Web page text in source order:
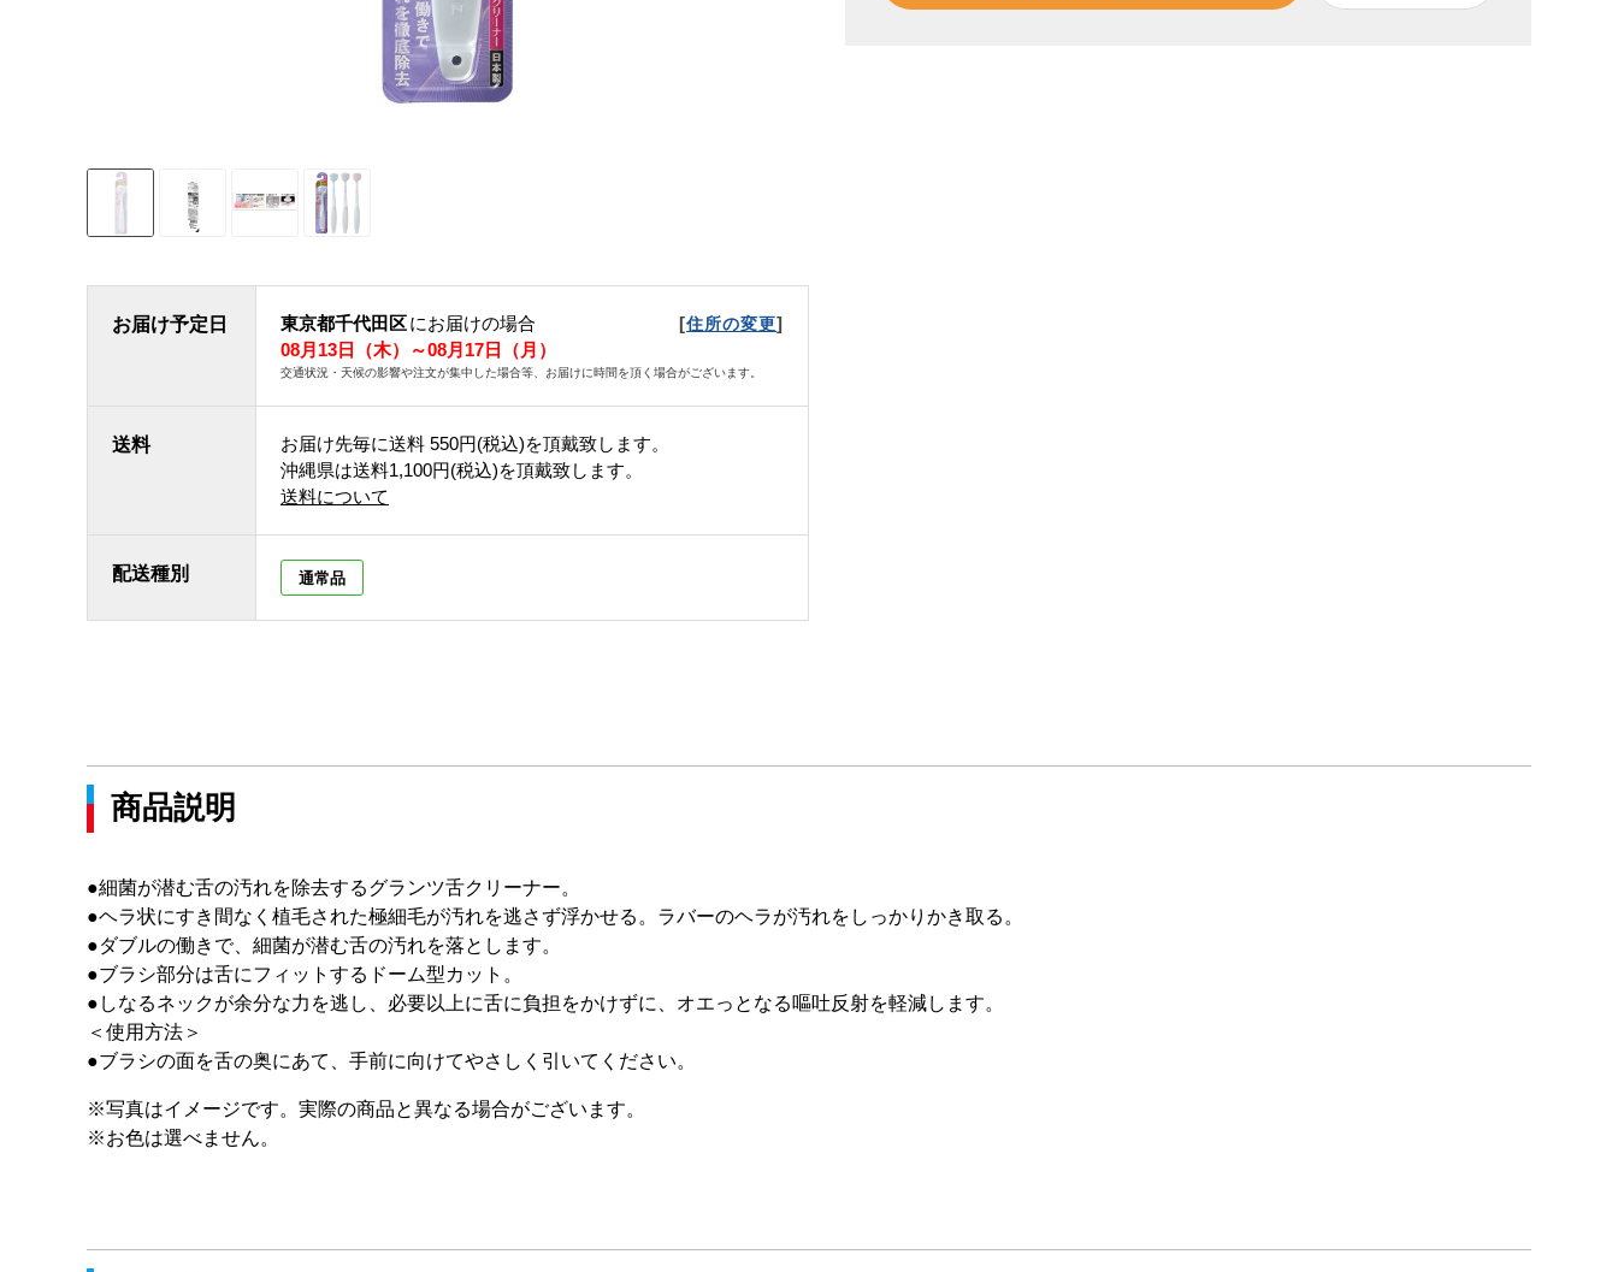
お届け予定日 東京都千代田区にお届けの場合 [住所の変更]
08月13日（木）～08月17日（月）
交通状況・天候の影響や注文が集中した場合等、お届けに時間を頂く場合がございます。
送料 お届け先毎に送料 550円(税込)を頂戴致します。
沖縄県は送料1,100円(税込)を頂戴致します。
送料について
配送種別 通常品
商品説明
●細菌が潜む舌の汚れを除去するグランツ舌クリーナー。
●ヘラ状にすき間なく植毛された極細毛が汚れを逃さず浮かせる。ラバーのヘラが汚れをしっかりかき取る。
●ダブルの働きで、細菌が潜む舌の汚れを落とします。
●ブラシ部分は舌にフィットするドーム型カット。
●しなるネックが余分な力を逃し、必要以上に舌に負担をかけずに、オエっとなる嘔吐反射を軽減します。
＜使用方法＞
●ブラシの面を舌の奥にあて、手前に向けてやさしく引いてください。
※写真はイメージです。実際の商品と異なる場合がございます。
※お色は選べません。